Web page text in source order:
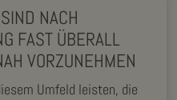
NACH
FAST ÜBERALL
VORZUNEHMEN
Umfeld leisten, die